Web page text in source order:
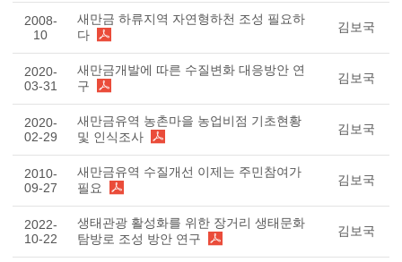
2008-
10
새만금 하류지역 자연형하천 조성 필요하
다
김보국
2020-
03-31
새만금개발에 따른 수질변화 대응방안 연
구
김보국
2020-
02-29
새만금유역 농촌마을 농업비점 기초현황
및 인식조사
김보국
2010-
09-27
새만금유역 수질개선 이제는 주민참여가
필요
김보국
2022-
10-22
생태관광 활성화를 위한 장거리 생태문화
탐방로 조성 방안 연구
김보국